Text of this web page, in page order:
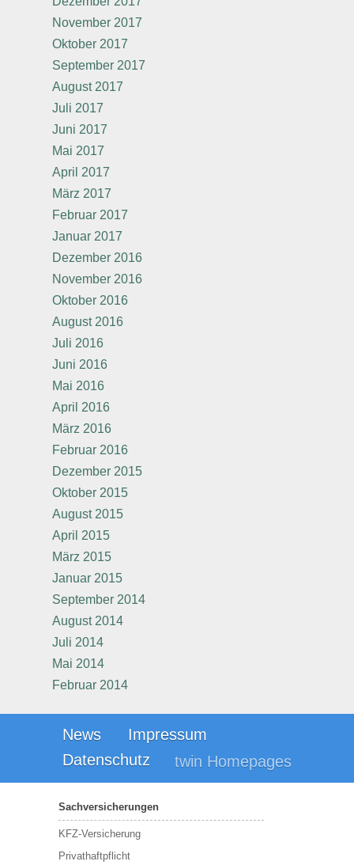
November 2017
Oktober 2017
September 2017
August 2017
Juli 2017
Juni 2017
Mai 2017
April 2017
März 2017
Februar 2017
Januar 2017
Dezember 2016
November 2016
Oktober 2016
August 2016
Juli 2016
Juni 2016
Mai 2016
April 2016
März 2016
Februar 2016
Dezember 2015
Oktober 2015
August 2015
April 2015
März 2015
Januar 2015
September 2014
August 2014
Juli 2014
Mai 2014
Februar 2014
News
Impressum
Datenschutz
twin Homepages
Sachversicherungen
KFZ-Versicherung
Privathaftpflicht